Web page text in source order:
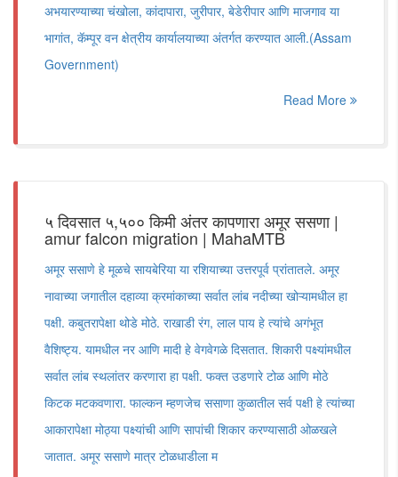
अभयारण्याच्या चंखोला, कांदापारा, जुरीपार, बेडेरीपार आणि माजगाव या
भागांत, कॅम्पूर वन क्षेत्रीय कार्यालयाच्या अंतर्गत करण्यात आली.(Assam
Government)
Read More
५ दिवसात ५,५०० किमी अंतर कापणारा अमूर ससणा |
amur falcon migration | MahaMTB
अमूर ससाणे हे मूळचे सायबेरिया या रशियाच्या उत्तरपूर्व प्रांतातले. अमूर
नावाच्या जगातील दहाव्या क्रमांकाच्या सर्वात लांब नदीच्या खोऱ्यामधील हा
पक्षी. कबुतरापेक्षा थोडे मोठे. राखाडी रंग, लाल पाय हे त्यांचे अगंभूत
वैशिष्ट्य. यामधील नर आणि मादी हे वेगवेगळे दिसतात. शिकारी पक्ष्यांमधील
सर्वात लांब स्थलांतर करणारा हा पक्षी. फक्त उडणारे टोळ आणि मोठे
किटक मटकवणारा. फाल्कन म्हणजेच ससाणा कुळातील सर्व पक्षी हे त्यांच्या
आकारापेक्षा मोठ्या पक्ष्यांची आणि सापांची शिकार करण्यासाठी ओळखले
जातात. अमूर ससाणे मात्र टोळधाडीला म